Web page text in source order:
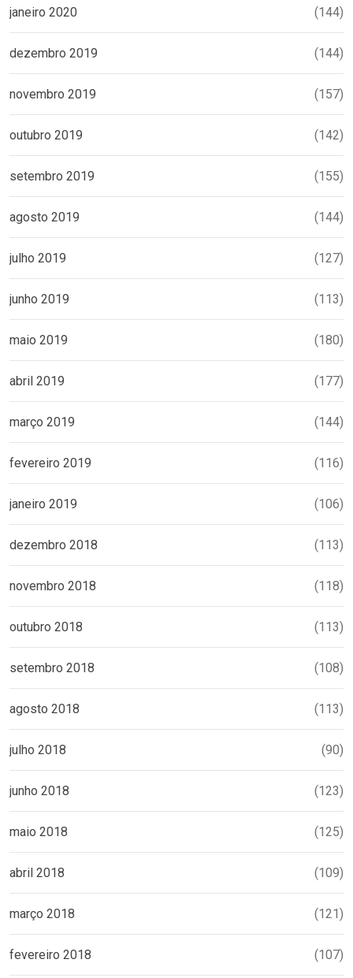
janeiro 2020 (144)
dezembro 2019 (144)
novembro 2019 (157)
outubro 2019 (142)
setembro 2019 (155)
agosto 2019 (144)
julho 2019 (127)
junho 2019 (113)
maio 2019 (180)
abril 2019 (177)
março 2019 (144)
fevereiro 2019 (116)
janeiro 2019 (106)
dezembro 2018 (113)
novembro 2018 (118)
outubro 2018 (113)
setembro 2018 (108)
agosto 2018 (113)
julho 2018 (90)
junho 2018 (123)
maio 2018 (125)
abril 2018 (109)
março 2018 (121)
fevereiro 2018 (107)